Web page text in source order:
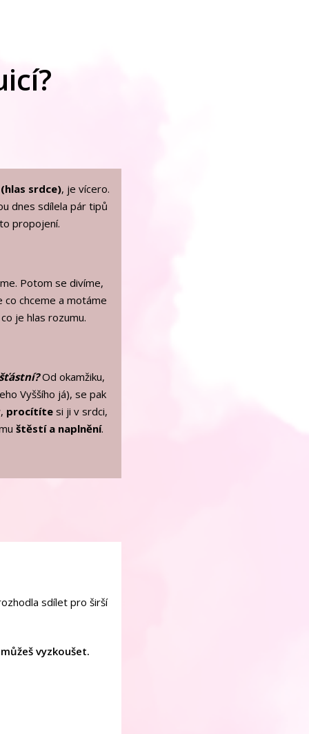
srdce), je vícero.
dnes sdílela pár tipů
propojení.
Potom se divíme,
co chceme a motáme
je hlas rozumu.
Od okamžiku,
Vyššího já), se pak
procítíte si ji v srdci,
štěstí a naplnění.
sdílet pro širší
vyzkoušet.